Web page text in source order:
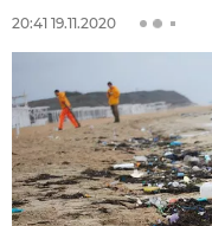
20:41 19.11.2020